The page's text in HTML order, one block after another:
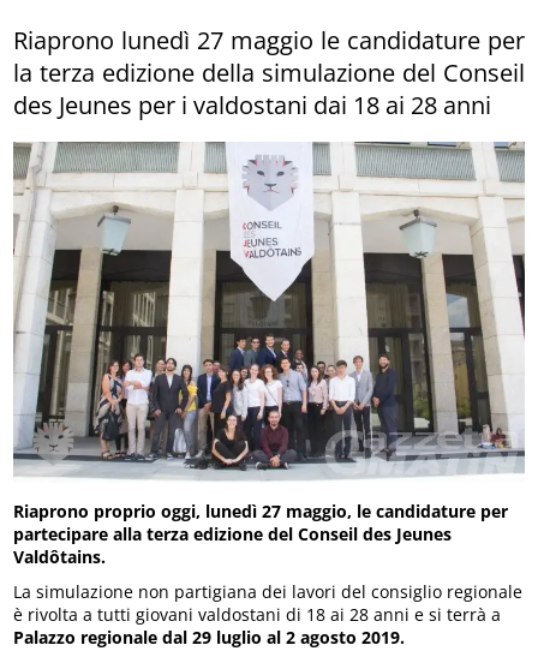
Riaprono lunedì 27 maggio le candidature per
la terza edizione della simulazione del Conseil
des Jeunes per i valdostani dai 18 ai 28 anni
Riaprono proprio oggi, lunedì 27 maggio, le candidature per
partecipare alla terza edizione del Conseil des Jeunes
Valdôtains.
La simulazione non partigiana dei lavori del consiglio regionale
è rivolta a tutti giovani valdostani di 18 ai 28 anni e si terrà a
Palazzo regionale dal 29 luglio al 2 agosto 2019.